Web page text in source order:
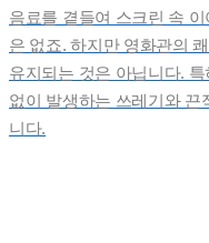
음료를 곁들여 스크린 속
은 없죠. 하지만 영화관의
유지되는 것은 아닙니다.
없이 발생하는 쓰레기와
니다.